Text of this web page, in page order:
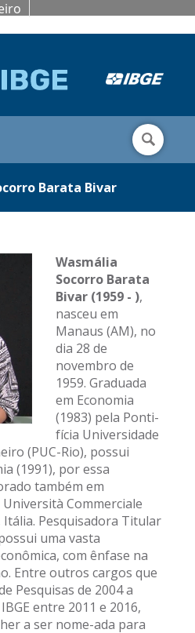
Barata Bivar
Wasmália
Socorro Barata
Bivar (1959 - ),
nasceu em
Manaus (AM), no
dia 28 de
novembro de
1959. Graduada
em Economia
(1983) pela Ponti-
fícia Universidade
(PUC-Rio), possui
(1991), por essa
também em
Commerciale
Pesquisadora Titular
uma vasta
com ênfase na
Entre outros cargos que
Pesquisas de 2004 a
entre 2011 e 2016,
a ser nome-ada para